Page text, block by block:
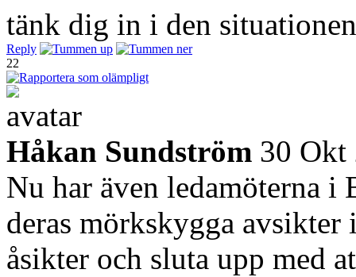
tänk dig in i den
Reply
22
Håkan Sundström 30 Okt
Nu har även ledamöterna i
deras mörkskygga
åsikter och sluta upp med